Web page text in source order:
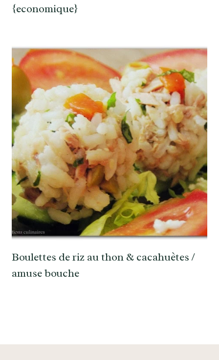
{economique}
Boulettes de riz au thon & cacahuètes /
amuse bouche